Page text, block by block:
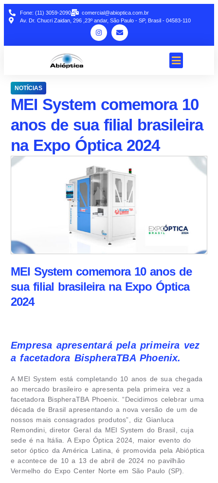
Fone: (11) 3059-2090
comercial@abioptica.com.br
Av. Dr. Chucri Zaidan, 296 ,23º andar, São Paulo - SP, Brasil - 04583-110
NOTÍCIAS
MEI System comemora 10
anos de sua filial brasileira
na Expo Óptica 2024
MEI System comemora 10 anos de
sua filial brasileira na Expo Óptica
2024
Empresa apresentará pela primeira vez
a facetadora BispheraTBA Phoenix.
A MEI System está completando 10 anos de sua chegada
ao mercado brasileiro e apresenta pela primeira vez a
facetadora BispheraTBA Phoenix. “Decidimos celebrar uma
década de Brasil apresentando a nova versão de um de
nossos mais consagrados produtos”, diz Gianluca
Remondini, diretor Geral da MEI System do Brasil, cuja
sede é na Itália. A Expo Óptica 2024, maior evento do
setor óptico da América Latina, é promovida pela Abióptica
e acontece de 10 a 13 de abril de 2024 no pavilhão
Vermelho do Expo Center Norte em São Paulo (SP).